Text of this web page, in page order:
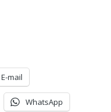
E-mail
WhatsApp